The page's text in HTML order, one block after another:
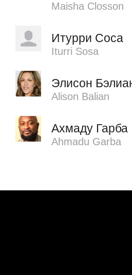
Maisha Closson
Итурри Соса
Iturri Sosa
Элисон
Alison Balian
Ахмаду Гарба
Ahmadu Garba